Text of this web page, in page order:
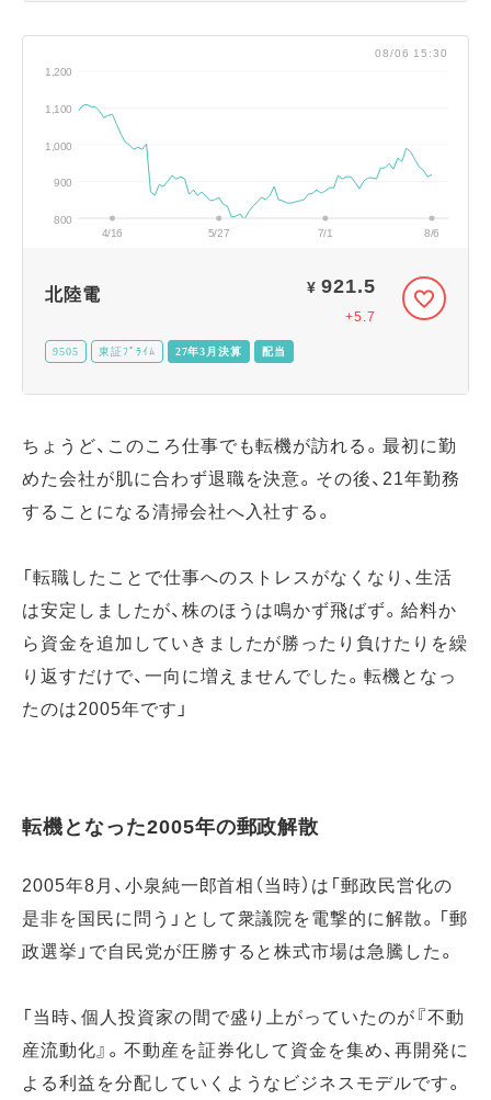
08/06 15:30
800
900
1,000
1,100
1,200
4/16 5/27 7/1 8/6
北陸電 ¥921.5
+5.7
9505 東証ﾌﾟﾗｲﾑ 27年3月決算 配当
ちょうど、このころ仕事でも転機が訪れる。最初に勤
めた会社が肌に合わず退職を決意。その後、21年勤務
することになる清掃会社へ入社する。
「転職したことで仕事へのストレスがなくなり、生活
は安定しましたが、株のほうは鳴かず飛ばず。給料か
ら資金を追加していきましたが勝ったり負けたりを繰
り返すだけで、一向に増えませんでした。転機となっ
たのは2005年です」
転機となった2005年の郵政解散
2005年8月、小泉純一郎首相（当時）は「郵政民営化の
是非を国民に問う」として衆議院を電撃的に解散。「郵
政選挙」で自民党が圧勝すると株式市場は急騰した。
「当時、個人投資家の間で盛り上がっていたのが『不動
産流動化』。不動産を証券化して資金を集め、再開発に
よる利益を分配していくようなビジネスモデルです。